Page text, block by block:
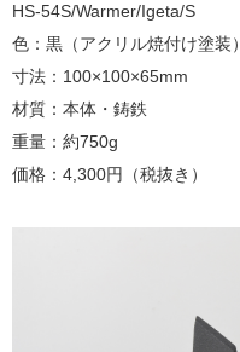
HS-54S/Warmer/Igeta/S
色：黒（アクリル焼付け塗装）
寸法：100×100×65mm
材質：本体・鋳鉄
重量：約750g
価格：4,300円（税抜き）